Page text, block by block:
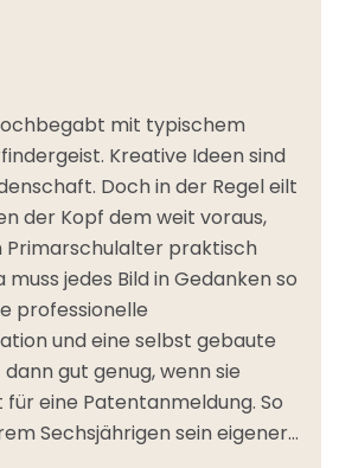
mit typischem
Kreative Ideen sind
Doch in der Regel eilt
der Kopf dem weit voraus,
Primarschulalter praktisch
jedes Bild in Gedanken so
professionelle
und eine selbst gebaute
gut genug, wenn sie
für eine Patentanmeldung. So
Sechsjährigen sein eigener…